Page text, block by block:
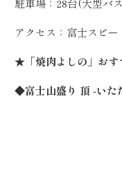
駐車場：28台(大型バ
アクセス：富士スピ
★「焼肉よしの」お
◆富士山盛り 頂 ‐いた